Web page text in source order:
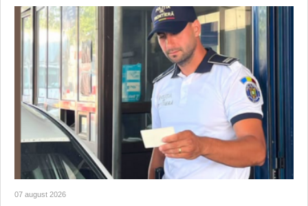
07 august 2026